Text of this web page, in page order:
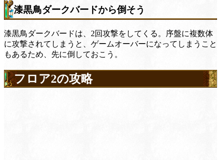
漆黒鳥ダークバードから倒そう
漆黒鳥ダークバードは、2回攻撃をしてくる。序盤に複数体
に攻撃されてしまうと、ゲームオーバーになってしまうこと
もあるため、先に倒しておこう。
フロア2の攻略